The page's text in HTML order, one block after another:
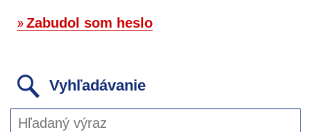
Zabudol som heslo
Vyhľadávanie